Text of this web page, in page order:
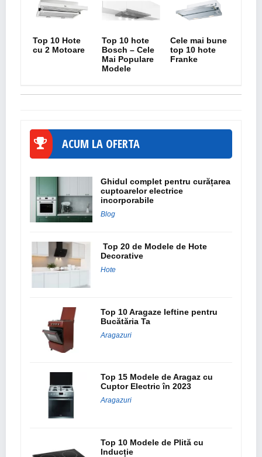
Top 10 Hote
cu 2 Motoare
Top 10 hote
Bosch – Cele
Mai Populare
Modele
Cele mai bune
top 10 hote
Franke
ACUM LA OFERTA
Ghidul complet pentru curățarea
cuptoarelor electrice
incorporabile
Blog
Top 20 de Modele de Hote
Decorative
Hote
Top 10 Aragaze Ieftine pentru
Bucătăria Ta
Aragazuri
Top 15 Modele de Aragaz cu
Cuptor Electric în 2023
Aragazuri
Top 10 Modele de Plită cu
Inducție